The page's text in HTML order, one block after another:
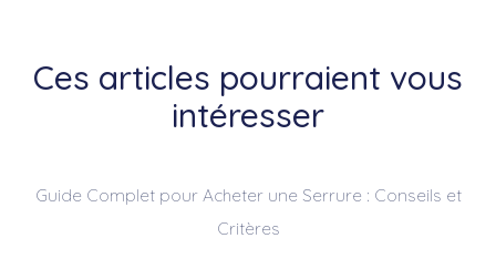
Ces articles pourraient vous
intéresser
Guide Complet pour Acheter une Serrure : Conseils et
Critères